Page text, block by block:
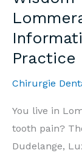
—
Prix
&
|
Cabinet
Arnould-
Tanson
Practice
Chirurgie
You live in
tooth pain?
Dudelange,